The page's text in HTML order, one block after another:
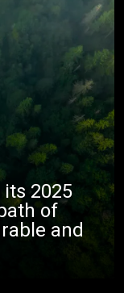
2025
of
and